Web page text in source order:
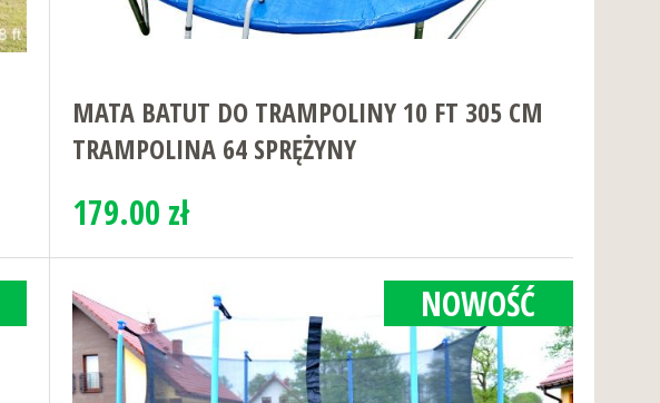
MATA BATUT DO TRAMPOLINY 10 FT 305 CM
TRAMPOLINA 64 SPRĘŻYNY
179.00 zł
NOWOŚĆ